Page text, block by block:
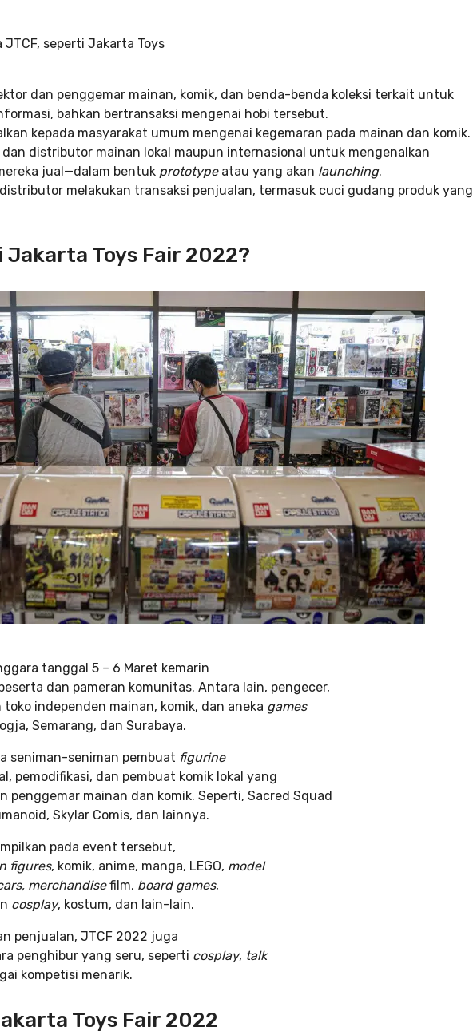
seperti Jakarta Toys
dan penggemar mainan, komik, dan benda-benda koleksi terkait untuk
bahkan bertransaksi mengenai hobi tersebut.
kepada masyarakat umum mengenai kegemaran pada mainan dan komik.
dan distributor mainan lokal maupun internasional untuk mengenalkan
jual—dalam bentuk prototypeatau yang akan launching.
melakukan transaksi penjualan, termasuk cuci gudang produk yang
Jakarta Toys Fair 2022?
tanggal 5 – 6 Maret kemarin
dan pameran komunitas. Antara lain, pengecer,
independen mainan, komik, dan aneka games
Semarang, dan Surabaya.
seniman-seniman pembuat figurine
pemodifikasi, dan pembuat komik lokal yang
penggemar mainan dan komik. Seperti, Sacred Squad
Skylar Comis, dan lainnya.
pada event tersebut,
figures, komik, anime, manga, LEGO, model
merchandisefilm, board games,
cosplay, kostum, dan lain-lain.
penjualan, JTCF 2022 juga
penghibur yang seru, seperti cosplay, talk
kompetisi menarik.
Toys Fair 2022